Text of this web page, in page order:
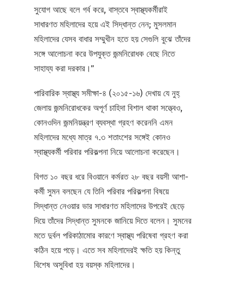
সুযোগ আছে বলে গর্ব করে, বাস্তবে স্বাস্থ্যকর্মীরাই
সাধারণত মহিলাদের হয়ে এই সিদ্ধান্ত নেন; মুসলমান
মহিলাদের যেসব বাধার সম্মুখীন হতে হয় সেগুলি বুঝে তাঁদের
সঙ্গে আলোচনা করে উপযুক্ত জন্মনিরোধক বেছে নিতে
সাহায্য করা দরকার।”
পারিবারিক স্বাস্থ্য সমীক্ষা-৪ (২০১৫-১৬) দেখায় যে নুহ্‌
জেলায় জন্মনিরোধকের অপূর্ণ চাহিদা বিশাল থাকা সত্ত্বেও,
কোনওদিন জন্মনিয়ন্ত্রণ ব্যবস্থা গ্রহণ করেননি এমন
মহিলাদের মধ্যে মাত্র ৭.৩ শতাংশের সঙ্গেই কোনও
স্বাস্থ্যকর্মী পরিবার পরিকল্পনা নিয়ে আলোচনা করেছেন।
বিগত ১০ বছর ধরে বিওয়ানে কর্মরত ২৮ বছর বয়সী আশা-
কর্মী সুমন বলছেন যে তিনি পরিবার পরিকল্পনা বিষয়ে
সিদ্ধান্ত নেওয়ার ভার সাধারণত মহিলাদের উপরেই ছেড়ে
দিয়ে তাঁদের সিদ্ধান্ত সুমনকে জানিয়ে দিতে বলেন। সুমনের
মতে দুর্বল পরিকাঠামোর কারণে স্বাস্থ্য পরিষেবা গ্রহণ করা
কঠিন হয়ে পড়ে। এতে সব মহিলাদেরই ক্ষতি হয় কিন্তু
বিশেষ অসুবিধা হয় বয়স্ক মহিলাদের।